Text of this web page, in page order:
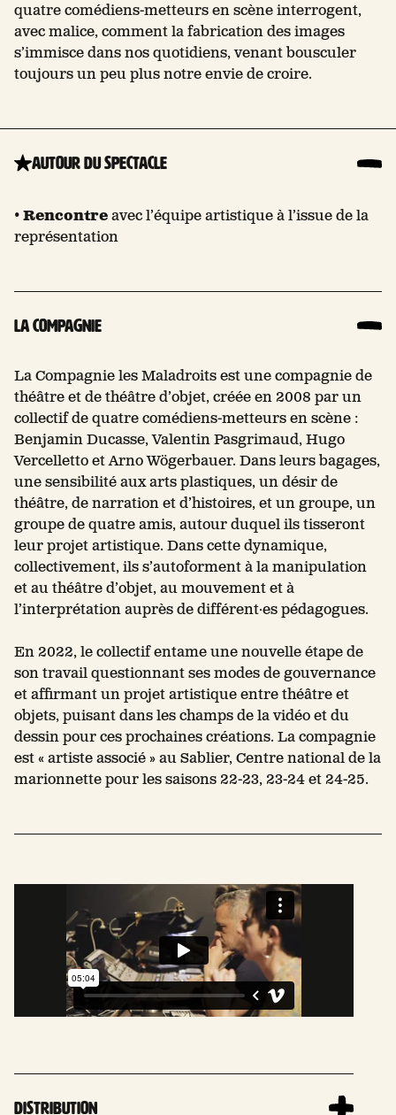
quatre comédiens-metteurs en scène interrogent,
avec malice, comment la fabrication des images
s’immisce dans nos quotidiens, venant bousculer
toujours un peu plus notre envie de croire.
Autour du spectacle
•Rencontreavec l’équipe artistique à l’issue de la
représentation
La compagnie
La Compagnie les Maladroits est une compagnie de
théâtre et de théâtre d’objet, créée en 2008 par un
collectif de quatre comédiens-metteurs en scène :
Benjamin Ducasse, Valentin Pasgrimaud, Hugo
Vercelletto et Arno Wögerbauer. Dans leurs bagages,
une sensibilité aux arts plastiques, un désir de
théâtre, de narration et d’histoires, et un groupe, un
groupe de quatre amis, autour duquel ils tisseront
leur projet artistique. Dans cette dynamique,
collectivement, ils s’autoforment à la manipulation
et au théâtre d’objet, au mouvement et à
l’interprétation auprès de différent·es pédagogues.
En 2022, le collectif entame une nouvelle étape de
son travail questionnant ses modes de gouvernance
et affirmant un projet artistique entre théâtre et
objets, puisant dans les champs de la vidéo et du
dessin pour ces prochaines créations. La compagnie
est « artiste associé » au Sablier, Centre national de la
marionnette pour les saisons 22-23, 23-24 et 24-25.
Distribution